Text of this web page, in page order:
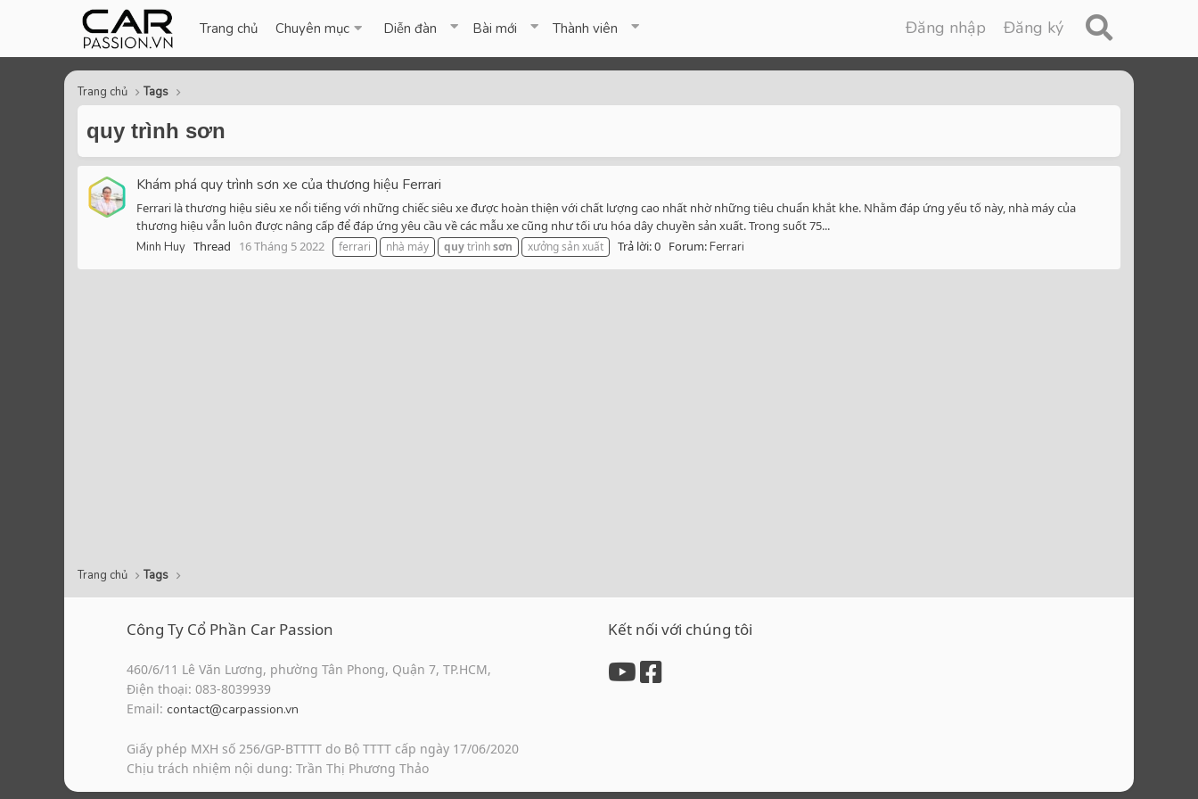
Trang chủ Chuyên mục Diễn đàn Bài mới Thành viên Đăng nhập Đăng ký
Trang chủ Tags
quy trình sơn
Khám phá quy trình sơn xe của thương hiệu Ferrari
Ferrari là thương hiệu siêu xe nổi tiếng với những chiếc siêu xe được hoàn thiện với chất lượng cao nhất nhờ những tiêu chuẩn khắt khe. Nhằm đáp ứng yếu tố này, nhà máy của
thương hiệu vẫn luôn được nâng cấp để đáp ứng yêu cầu về các mẫu xe cũng như tối ưu hóa dây chuyền sản xuất. Trong suốt 75...
Minh Huy Thread 16 Tháng 5 2022 ferrari nhà máy quytrìnhsơn xưởng sản xuất Trả lời: 0 Forum:Ferrari
Trang chủ Tags
Công Ty Cổ Phần Car Passion
460/6/11 Lê Văn Lương, phường Tân Phong, Quận 7, TP.HCM,
Điện thoại: 083-8039939
Email: contact@carpassion.vn
Giấy phép MXH số 256/GP-BTTTT do Bộ TTTT cấp ngày 17/06/2020
Chịu trách nhiệm nội dung: Trần Thị Phương Thảo
Kết nối với chúng tôi